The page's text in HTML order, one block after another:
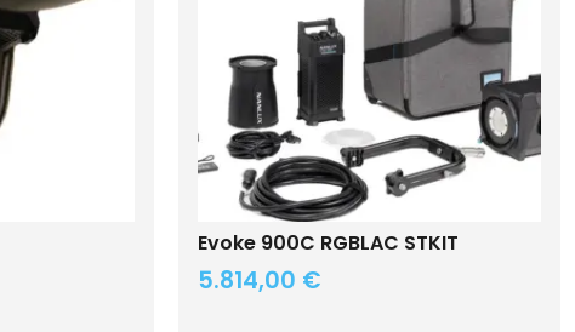
Evoke 900C RGBLAC STKIT
5.814,00 €